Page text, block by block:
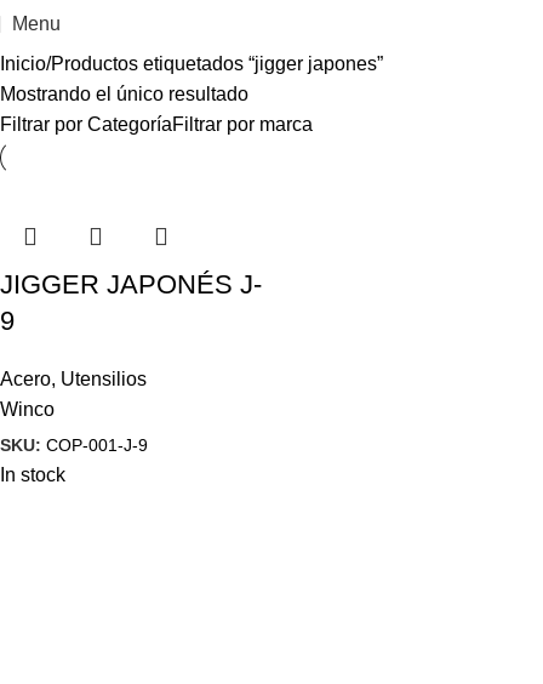
Menu
Inicio Productos etiquetados “jigger japones”
Mostrando el único resultado
Filtrar por CategoríaFiltrar por marca
JIGGER JAPONÉS J-
9
Acero, Utensilios
Winco
SKU: COP-001-J-9
In stock